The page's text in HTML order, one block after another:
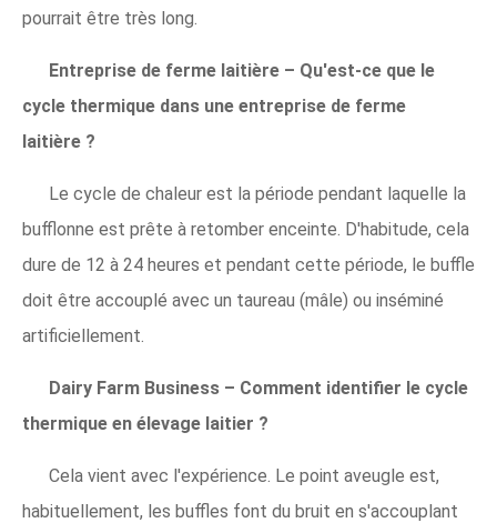
pourrait être très long.
Entreprise de ferme laitière – Qu'est-ce que le
cycle thermique dans une entreprise de ferme
laitière ?
Le cycle de chaleur est la période pendant laquelle la
bufflonne est prête à retomber enceinte. D'habitude, cela
dure de 12 à 24 heures et pendant cette période, le buffle
doit être accouplé avec un taureau (mâle) ou inséminé
artificiellement.
Dairy Farm Business – Comment identifier le cycle
thermique en élevage laitier ?
Cela vient avec l'expérience. Le point aveugle est,
habituellement, les buffles font du bruit en s'accouplant